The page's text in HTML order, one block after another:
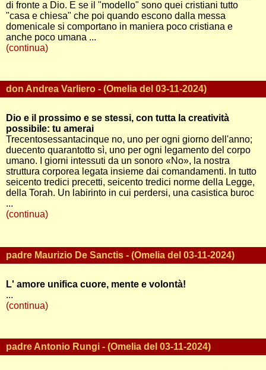
di fronte a Dio. E se il "modello" sono quei cristiani tutto
"casa e chiesa" che poi quando escono dalla messa
domenicale si comportano in maniera poco cristiana e
anche poco umana ...
(continua)
don Andrea Varliero - (Omelia del 03-11-2024)
Dio e il prossimo e se stessi, con tutta la creatività
possibile: tu amerai
Trecentosessantacinque no, uno per ogni giorno dell'anno;
duecento quarantotto sì, uno per ogni legamento del corpo
umano. I giorni intessuti da un sonoro «No», la nostra
struttura corporea legata insieme dai comandamenti. In tutto
seicento tredici precetti, seicento tredici norme della Legge,
della Torah. Un labirinto in cui perdersi, una casistica buroc
...
(continua)
padre Maurizio De Sanctis - (Omelia del 03-11-2024)
L' amore unifica cuore, mente e volontà!
...
(continua)
padre Antonio Rungi - (Omelia del 03-11-2024)